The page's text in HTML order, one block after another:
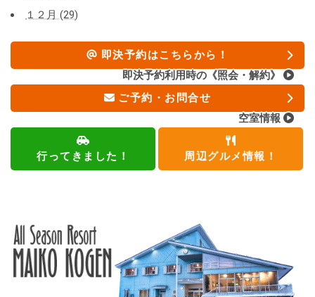
１２月 (29)
即決予約はこちらから！
即決予約利用時の《照会・解約》
ご予約・お問合せ
空室情報
行ってきました！ 周辺グルメ情報！